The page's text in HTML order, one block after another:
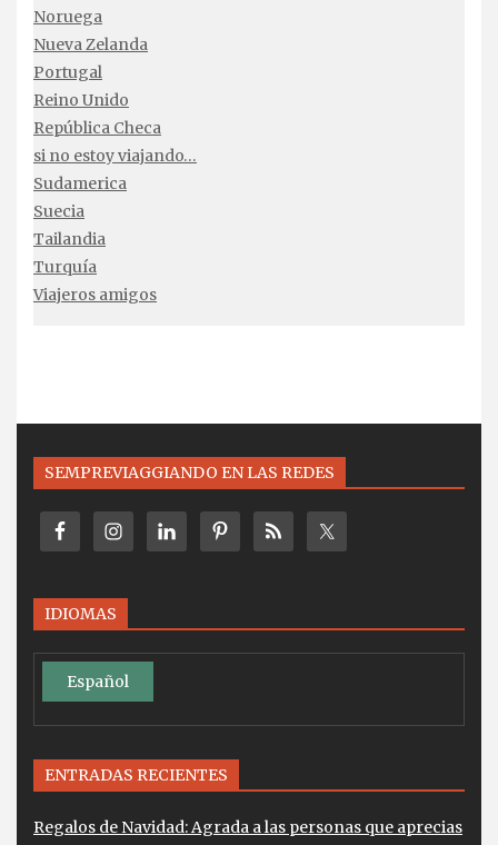
Noruega
Nueva Zelanda
Portugal
Reino Unido
República Checa
si no estoy viajando…
Sudamerica
Suecia
Tailandia
Turquía
Viajeros amigos
SEMPREVIAGGIANDO EN LAS REDES
IDIOMAS
Español
ENTRADAS RECIENTES
Regalos de Navidad: Agrada a las personas que aprecias